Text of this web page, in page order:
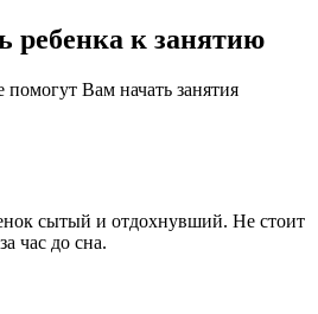
ребенка к занятию
Вам начать занятия
сытый и отдохнувший. Не стоит
час до сна.